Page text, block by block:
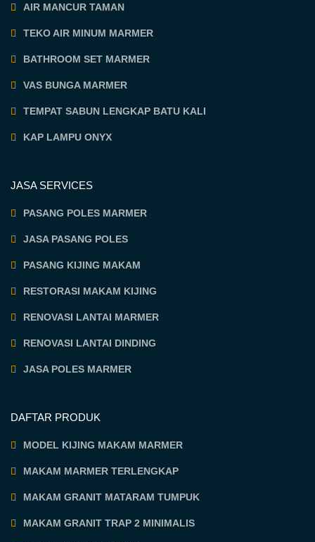
AIR MANCUR TAMAN
TEKO AIR MINUM MARMER
BATHROOM SET MARMER
VAS BUNGA MARMER
TEMPAT SABUN LENGKAP BATU KALI
KAP LAMPU ONYX
JASA SERVICES
PASANG POLES MARMER
JASA PASANG POLES
PASANG KIJING MAKAM
RESTORASI MAKAM KIJING
RENOVASI LANTAI MARMER
RENOVASI LANTAI DINDING
JASA POLES MARMER
DAFTAR PRODUK
MODEL KIJING MAKAM MARMER
MAKAM MARMER TERLENGKAP
MAKAM GRANIT MATARAM TUMPUK
MAKAM GRANIT TRAP 2 MINIMALIS